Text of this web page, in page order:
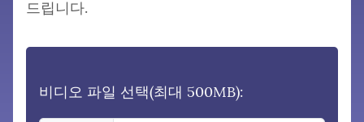
드립니다.
비디오 파일 선택(최대 500MB):